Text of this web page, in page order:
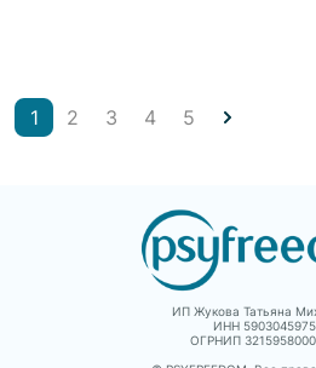
1 2 3 4 5
ИП Жукова Татьяна
ИНН
ОГРНИП